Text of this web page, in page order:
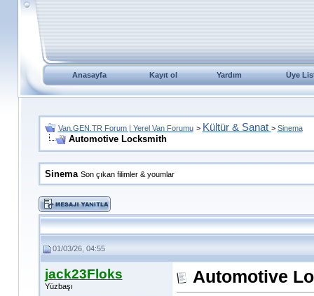
Anasayfa Kayıt ol Yardım Üye
Van.GEN.TR Forum | Yerel Van Forumu > Kültür & Sanat > Sinema
Automotive Locksmith
Sinema Son çıkan filimler & youmlar
01/03/26, 04:55
jack23Floks
Yüzbaşı Automotive